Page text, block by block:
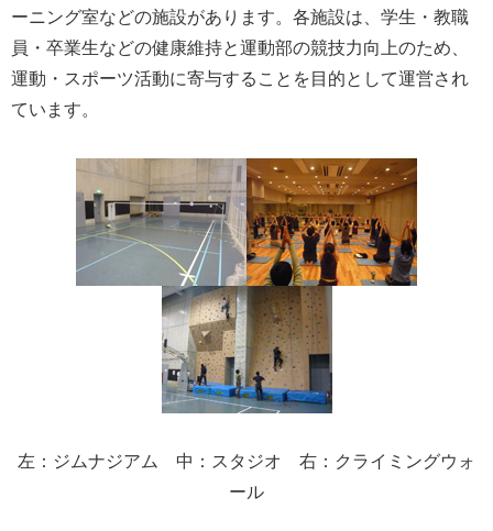
ーニング室などの施設があります。各施設は、学生・教職
員・卒業生などの健康維持と運動部の競技力向上のため、
運動・スポーツ活動に寄与することを目的として運営され
ています。
左：ジムナジアム 中：スタジオ 右： クライミングウォ
ール